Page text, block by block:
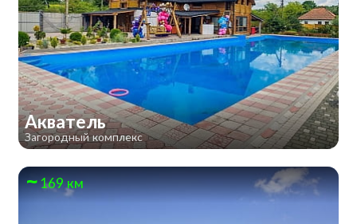
Акватель
Загородный комплекс
169 км